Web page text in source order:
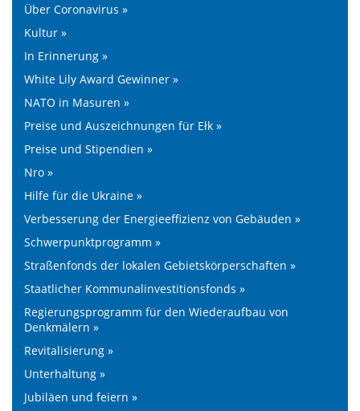
Über Coronavirus »
Kultur »
In Erinnerung »
White Lily Award Gewinner »
NATO in Masuren »
Preise und Auszeichnungen für Ełk »
Preise und Stipendien »
Nro »
Hilfe für die Ukraine »
Verbesserung der Energieeffizienz von Gebäuden »
Schwerpunktprogramm »
Straßenfonds der lokalen Gebietskörperschaften »
Staatlicher Kommunalinvestitionsfonds »
Regierungsprogramm für den Wiederaufbau von
Denkmälern »
Revitalisierung »
Unterhaltung »
Jubiläen und feiern »